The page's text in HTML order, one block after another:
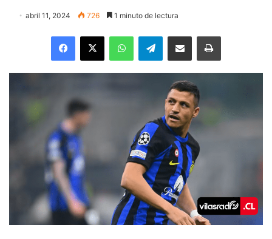
abril 11, 2024 726 1 minuto de lectura
Facebook
X WhatsAppTelegramEnviar vía email Imprimir